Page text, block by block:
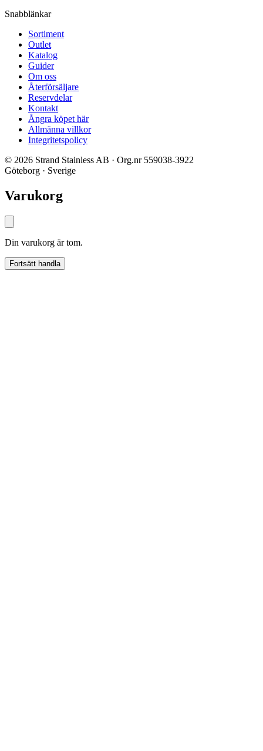
Snabblänkar
Sortiment
Outlet
Katalog
Guider
Om oss
Återförsäljare
Reservdelar
Kontakt
Ångra köpet här
Allmänna villkor
Integritetspolicy
© 2026 Strand Stainless AB · Org.nr 559038-3922
Göteborg · Sverige
Varukorg
Din varukorg är tom.
Fortsätt handla